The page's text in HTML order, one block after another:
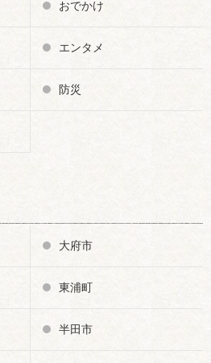
おでかけ
エンタメ
防災
大府市
東浦町
半田市